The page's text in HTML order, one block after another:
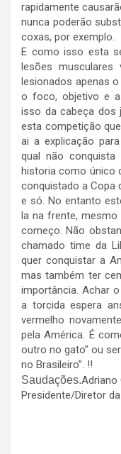
rapidamente
nunca poderão
coxas, por exemplo.
E como isso esta
lesões
lesionados apenas o
o foco, objetivo e
isso da cabeça dos
esta competição
ai a explicação
qual não
historia como único
conquistado a Copa
e só. No entanto
la na frente,
começo. Não
chamado time da
quer conquistar a
mas também ter
importância. Achar
a torcida espera
vermelho
pela América. É
outro no gato” ou
no Brasileiro”. !!
Saudações.Adriano
Presidente/Diretor